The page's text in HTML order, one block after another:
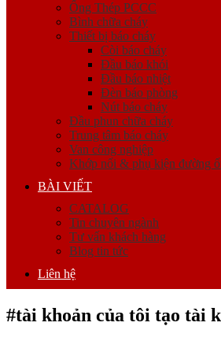
Ống Thép PCCC
Bình chữa cháy
Thiết bị báo cháy
Còi báo cháy
Đầu báo khói
Đầu báo nhiệt
Đèn báo phòng
Nút báo cháy
Đầu phun chữa cháy
Trung tâm báo cháy
Van công nghiệp
Khớp nối & phụ kiện đường
BÀI VIẾT
CATALOG
Tin chuyên ngành
Tư vấn khách hàng
Blog tin tức
Liên hệ
#tài khoản của tôi tạo tài